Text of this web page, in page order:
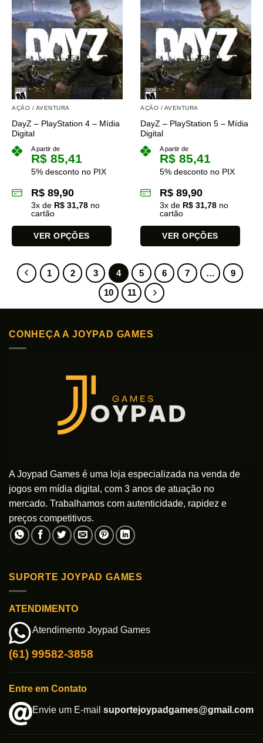
tem
várias
variantes.
As
opções
podem
ser
escolhidas
do
produto
tem
várias
variantes.
As
opções
podem
ser
escolhidas
do
produto
AÇÃO / AVENTURA
DayZ – PlayStation 4 – Mídia
Digital
A partir de
R$ 85,41
5% desconto no PIX
R$ 89,90
3x de R$ 31,78 no
cartão
VER OPÇÕES
produto
tem
podem
ser
AÇÃO / AVENTURA
DayZ – PlayStation 5 – Mídia
Digital
A partir de
R$ 85,41
5% desconto no PIX
R$ 89,90
3x de R$ 31,78 no
cartão
VER OPÇÕES
produto
tem
várias
variantes.
podem
do
produto
1 2 3 4 5 6 7 …
9
10
11
CONHEÇA A JOYPAD GAMES
A Joypad Games é uma loja especializada na venda de
jogos em mídia digital, com 3 anos de atuação no
mercado. Trabalhamos com autenticidade, rapidez e
preços competitivos.
SUPORTE JOYPAD GAMES
ATENDIMENTO
Atendimento Joypad Games
(61) 99582-3858
Entre em Contato
Envie um E-mail suportejoypadgames@gmail.com